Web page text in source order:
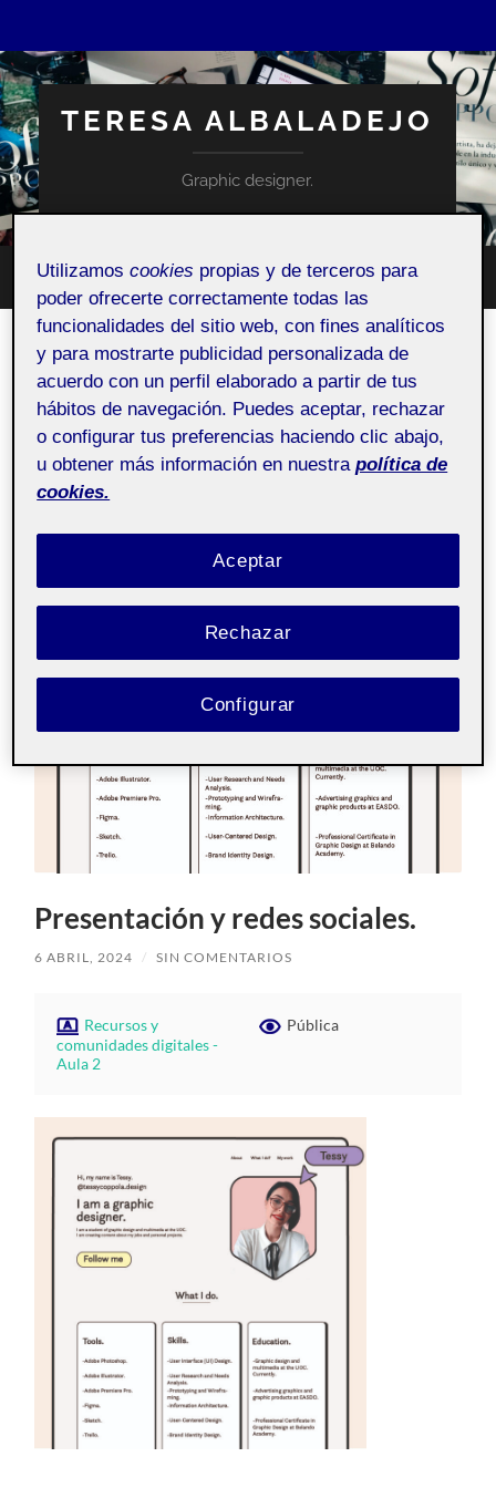
TERESA ALBALADEJO
Graphic designer.
Alternar
el
menú
móvil
campo
de
ACTIFOLIO:ENTREGA DE LAS ACTIVIDADES DEL R2
Entrega de las actividades del R2
Presentación y redes sociales.
6 ABRIL, 2024 / SIN COMENTARIOS
Recursos y
comunidades digitales -
Aula 2
Pública
Utilizamoscookies propias y de terceros para
poder ofrecerte correctamente todas las
funcionalidades del sitio web, con fines analíticos
y para mostrarte publicidad personalizada de
acuerdo con un perfil elaborado a partir de tus
hábitos de navegación. Puedes aceptar, rechazar
o configurar tus preferencias haciendo clic abajo,
u obtener más información en nuestra política de
cookies.
Rechazar
Aceptar
Configurar